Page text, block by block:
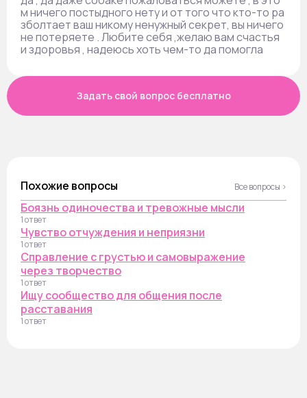
м ничего постыдного нету и от того что кто-то ра
зболтает ваш никому ненужный секрет, вы ничего
не потеряете . Любите себя ,желаю вам счастья
и здоровья , надеюсь хоть чем-то да помогла
Задать свой вопрос бесплатно
Похожие вопросы Все вопросы ›
Боязнь одиночества и тревожные мысли
1 ответ
Чувство отчуждения и неприязни
1 ответ
Справление с грустью и самовыражение
через творчество
1 ответ
Ищу сообщество для общения после
расставания
1 ответ